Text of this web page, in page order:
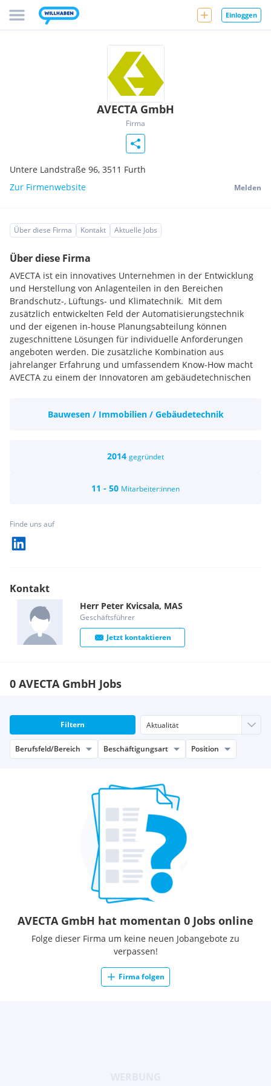
Einloggen
AVECTA GmbH
Firma
Untere Landstraße 96, 3511 Furth
Zur Firmenwebsite
Melden
Über diese Firma Kontakt Aktuelle Jobs
Über diese Firma
AVECTA ist ein innovatives Unternehmen in der Entwicklung
und Herstellung von Anlagenteilen in den Bereichen
Brandschutz-, Lüftungs- und Klimatechnik. Mit dem
zusätzlich entwickelten Feld der Automatisierungstechnik
und der eigenen in-house Planungsabteilung können
zugeschnittene Lösungen für individuelle Anforderungen
angeboten werden. Die zusätzliche Kombination aus
jahrelanger Erfahrung und umfassendem Know-How macht
AVECTA zu einem der Innovatoren am gebäudetechnischen
In der Firma AVECTA wird auf flache Hierarchien gesetzt. Das
in anderen Abteilungen mitangepackt, wenn Not am Mann
Bauwesen / Immobilien / Gebäudetechnik
2014 gegründet
11 - 50 Mitarbeiter:innen
Finde uns auf
Kontakt
Herr Peter Kvicsala, MAS
Geschäftsführer
Jetzt kontaktieren
0 AVECTA GmbH Jobs
Filtern
Berufsfeld/Bereich Beschäftigungsart Position
AVECTA GmbH hat momentan 0 Jobs online
Folge dieser Firma um keine neuen Jobangebote zu
verpassen!
Firma folgen